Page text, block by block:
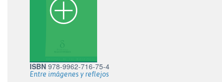
ISBN 978-9962-716-75-4
Entre imágenes y reflejos